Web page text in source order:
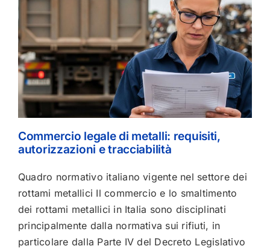
Commercio legale di metalli: requisiti,
autorizzazioni e tracciabilità
Quadro normativo italiano vigente nel settore dei
rottami metallici Il commercio e lo smaltimento
dei rottami metallici in Italia sono disciplinati
principalmente dalla normativa sui rifiuti, in
particolare dalla Parte IV del Decreto Legislativo